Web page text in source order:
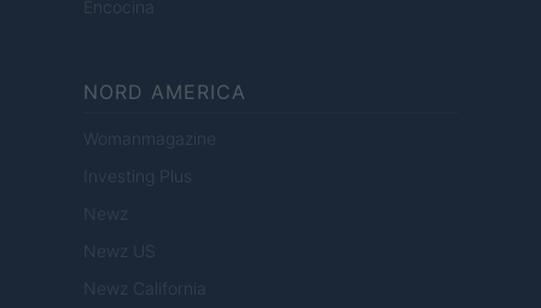
Encocina
NORD AMERICA
Womanmagazine
Investing Plus
Newz
Newz US
Newz California